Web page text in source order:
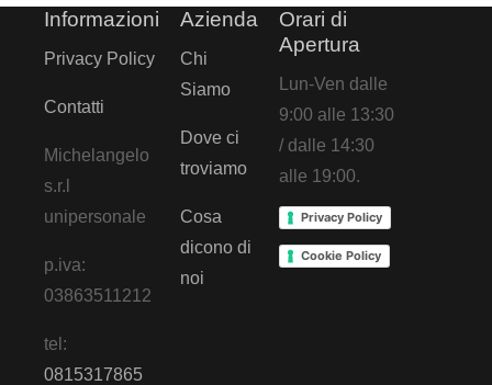
Informazioni
Privacy Policy
Contatti
Michelangelo
s.r.l
unipersonale
p.iva:
03863511212
tel:
0815317865
Azienda
Chi
Siamo
Dove ci
troviamo
Cosa
dicono di
noi
Orari di
Apertura
Lun-Ven dalle
9:00 alle 13:30
/ dalle 14:30
alle 19:00.
Privacy Policy
Cookie Policy